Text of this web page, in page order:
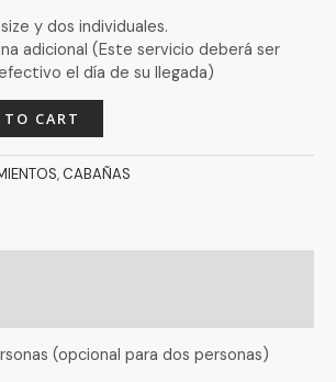
y dos individuales.
adicional (Este servicio deberá ser
el día de su llegada)
CART
,CABAÑAS
(opcional para dos personas)